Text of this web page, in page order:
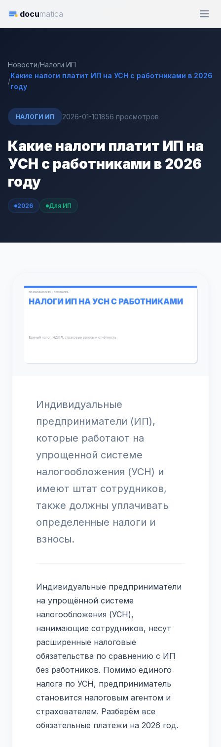
documatica
Новости/Налоги ИП
/
Какие налоги платит ИП на УСН с работниками в 2026
году
НАЛОГИ ИП 2026-01-101856 просмотров
Какие налоги платит ИП на
УСН с работниками в 2026
году
2026 Для ИП
Индивидуальные
предприниматели (ИП),
которые работают на
упрощенной системе
налогообложения (УСН) и
имеют штат сотрудников,
также должны уплачивать
определенные налоги и
взносы.
Индивидуальные предприниматели
на упрощённой системе
налогообложения (УСН),
нанимающие сотрудников, несут
расширенные налоговые
обязательства по сравнению с ИП
без работников. Помимо единого
налога по УСН, предприниматель
становится налоговым агентом и
страхователем. Разберём все
обязательные платежи на 2026 год.